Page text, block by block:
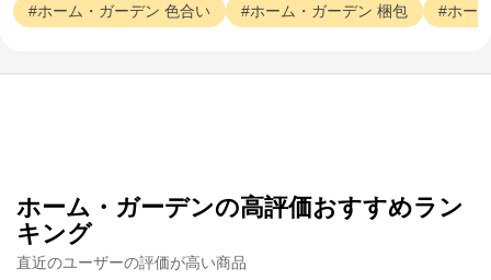
ホーム・ガーデン 色合い ホーム・ガーデン 梱包 ホー
ホーム・ガーデンの高評価おすすめラン
キング
直近のユーザーの評価が高い商品